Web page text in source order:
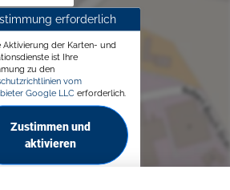
erforderlich
Aktivierung der Karten- und
ist Ihre
zu den
vom
Google LLC erforderlich.
Zustimmen und
aktivieren